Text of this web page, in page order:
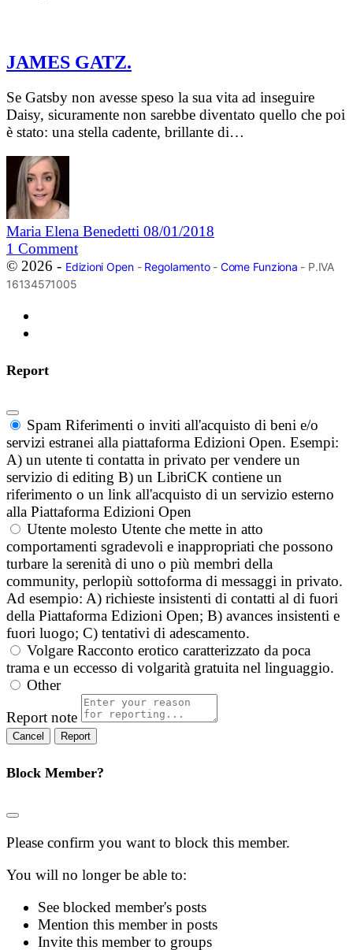
JAMES GATZ.
Se Gatsby non avesse speso la sua vita ad inseguire
Daisy, sicuramente non sarebbe diventato quello che poi
è stato: una stella cadente, brillante di…
Maria Elena Benedetti 08/01/2018
1 Comment
© 2026 - Edizioni Open- Regolamento- Come Funziona - P.IVA
16134571005
Report
Spam Riferimenti o inviti all'acquisto di beni e/o
servizi estranei alla piattaforma Edizioni Open. Esempi:
A) un utente ti contatta in privato per vendere un
servizio di editing B) un LibriCK contiene un
riferimento o un link all'acquisto di un servizio esterno
alla Piattaforma Edizioni Open
Utente molesto Utente che mette in atto
comportamenti sgradevoli e inappropriati che possono
turbare la serenità di uno o più membri della
community, perlopiù sottoforma di messaggi in privato.
Ad esempio: A) richieste insistenti di contatti al di fuori
della Piattaforma Edizioni Open; B) avances insistenti e
fuori luogo; C) tentativi di adescamento.
Volgare Racconto erotico caratterizzato da poca
trama e un eccesso di volgarità gratuita nel linguaggio.
Other
Report note
Report
Block Member?
Please confirm you want to block this member.
You will no longer be able to:
See blocked member's posts
Mention this member in posts
Invite this member to groups